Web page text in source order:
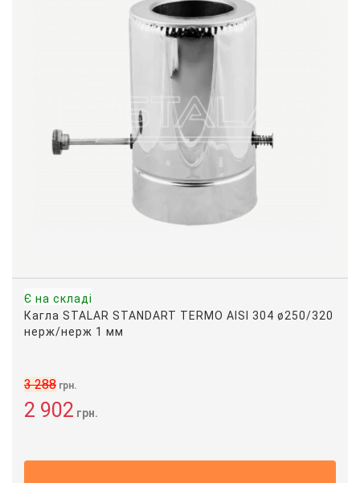
Є на складі
Кагла STALAR STANDART TERMO AISI 304 ø250/320
нерж/нерж 1 мм
2 902 грн.
3 288 грн.